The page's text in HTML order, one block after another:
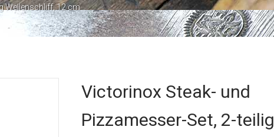
Wellenschliff, 12 cm
Victorinox Steak- und
Pizzamesser-Set, 2-teilig